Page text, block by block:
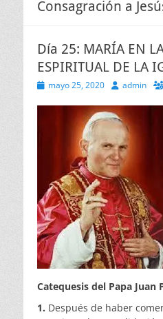
Consagración a
Día 25: MARÍA EN
ESPIRITUAL DE LA
Publicado
mayo 25, 2020 Autoradmin
Catequesis del Papa Juan
1. Después de haber